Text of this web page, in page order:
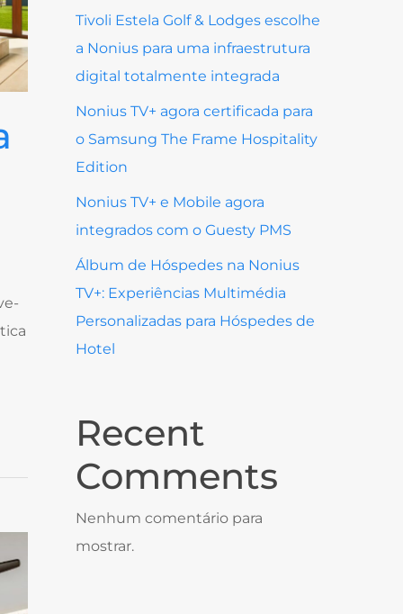
Tivoli Estela Golf & Lodges escolhe
a Nonius para uma infraestrutura
digital totalmente integrada
Nonius TV+ agora certificada para
o Samsung The Frame Hospitality
Edition
Nonius TV+ e Mobile agora
integrados com o Guesty PMS
Álbum de Hóspedes na Nonius
TV+: Experiências Multimédia
Personalizadas para Hóspedes de
Hotel
Recent
Comments
Nenhum comentário para
mostrar.